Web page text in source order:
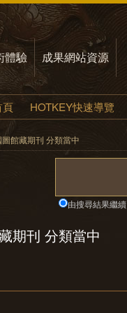
體驗 成果網站資源
HOTKEY快速導覽
館藏期刊 分類當中
由搜尋結果繼續
期刊 分類當中